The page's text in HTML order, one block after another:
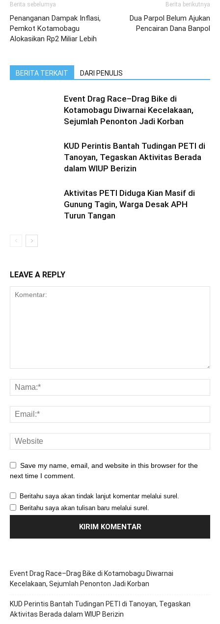
Berita sebelumya
Penanganan Dampak Inflasi,
Pemkot Kotamobagu
Alokasikan Rp2 Miliar Lebih
Berita berikutnya
Dua Parpol Belum Ajukan
Pencairan Dana Banpol
BERITA TERKAIT DARI PENULIS
Event Drag Race–Drag Bike di
Kotamobagu Diwarnai Kecelakaan,
Sejumlah Penonton Jadi Korban
KUD Perintis Bantah Tudingan PETI di
Tanoyan, Tegaskan Aktivitas Berada
dalam WIUP Berizin
Aktivitas PETI Diduga Kian Masif di
Gunung Tagin, Warga Desak APH
Turun Tangan
LEAVE A REPLY
Save my name, email, and website in this browser for the
next time I comment.
Beritahu saya akan tindak lanjut komentar melalui surel.
Beritahu saya akan tulisan baru melalui surel.
Event Drag Race–Drag Bike di Kotamobagu Diwarnai
Kecelakaan, Sejumlah Penonton Jadi Korban
KUD Perintis Bantah Tudingan PETI di Tanoyan, Tegaskan
Aktivitas Berada dalam WIUP Berizin